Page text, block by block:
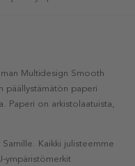
Multidesign Smooth
päällystämätön paperi
Paperi on arkistolaatuista,
Kaikki julisteemme
ympäristömerkit